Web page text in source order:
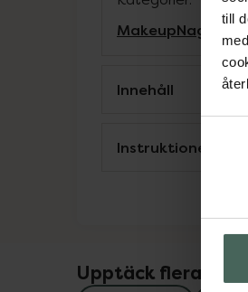
till
MakeupNagellack
Innehåll
Instruktioner
Upptäck flera